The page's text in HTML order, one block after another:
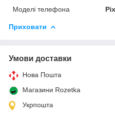
Моделі телефона
Приховати
Умови доставки
Нова Пошта
Магазини Rozetka
Укрпошта